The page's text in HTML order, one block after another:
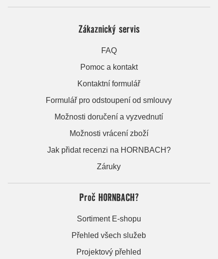
Zákaznický servis
FAQ
Pomoc a kontakt
Kontaktní formulář
Formulář pro odstoupení od smlouvy
Možnosti doručení a vyzvednutí
Možnosti vrácení zboží
Jak přidat recenzi na HORNBACH?
Záruky
Proč HORNBACH?
Sortiment E-shopu
Přehled všech služeb
Projektový přehled